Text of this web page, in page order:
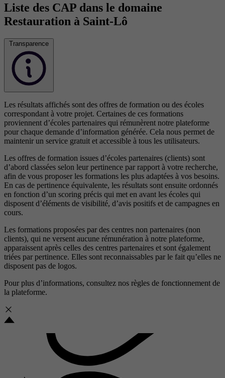
Liste des CAP dans le domaine
Restauration à Saint-Lô
Transparence
Les résultats affichés sont des offres de formation ou des écoles
correspondant à votre projet. Certaines de ces formations
proviennent d’écoles partenaires qui rémunèrent notre plateforme
pour chaque demande d’information générée. Cela nous permet de
maintenir un service gratuit et accessible à tous les utilisateurs.
Les offres de formation issues d’écoles partenaires (clients) sont
d’abord classées selon leur pertinence par rapport à votre recherche,
afin de vous proposer les formations les plus adaptées à vos besoins.
En cas de pertinence équivalente, les résultats sont ensuite ordonnés
en fonction d’un scoring précis qui met en avant les écoles qui
disposent d’éléments de visibilité, d’avis positifs et de campagnes en
cours.
Les formations proposées par des centres non partenaires (non
clients), qui ne versent aucune rémunération à notre plateforme,
apparaissent après celles des centres partenaires et sont également
triées par pertinence. Elles sont reconnaissables par le fait qu’elles ne
disposent pas de logos.
Pour plus d’informations, consultez nos règles de fonctionnement de
la plateforme.